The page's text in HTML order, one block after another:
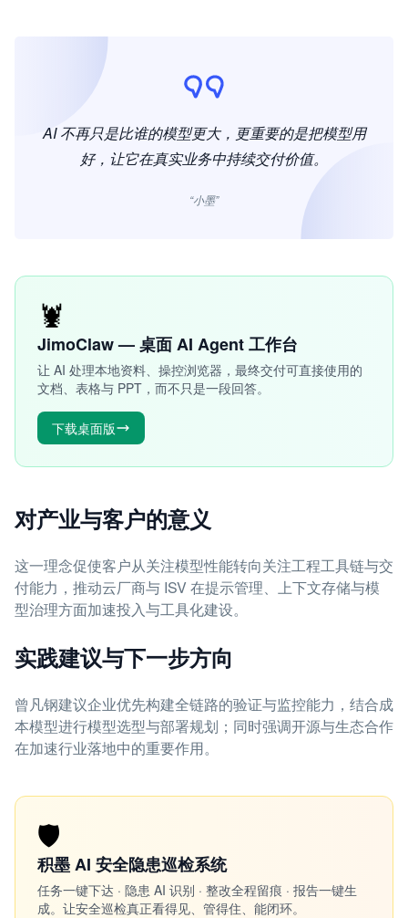
AI 不再只是比谁的模型更大，更重要的是把模型用
好，让它在真实业务中持续交付价值。
“小墨”
🦞
JimoClaw — 桌面 AI Agent 工作台
让 AI 处理本地资料、操控浏览器，最终交付可直接使用的
文档、表格与 PPT，而不只是一段回答。
下载桌面版
对产业与客户的意义
这一理念促使客户从关注模型性能转向关注工程工具链与交
付能力，推动云厂商与 ISV 在提示管理、上下文存储与模
型治理方面加速投入与工具化建设。
实践建议与下一步方向
曾凡钢建议企业优先构建全链路的验证与监控能力，结合成
本模型进行模型选型与部署规划；同时强调开源与生态合作
在加速行业落地中的重要作用。
🛡️
积墨 AI 安全隐患巡检系统
任务一键下达 · 隐患 AI 识别 · 整改全程留痕 · 报告一键生
成。让安全巡检真正看得见、管得住、能闭环。